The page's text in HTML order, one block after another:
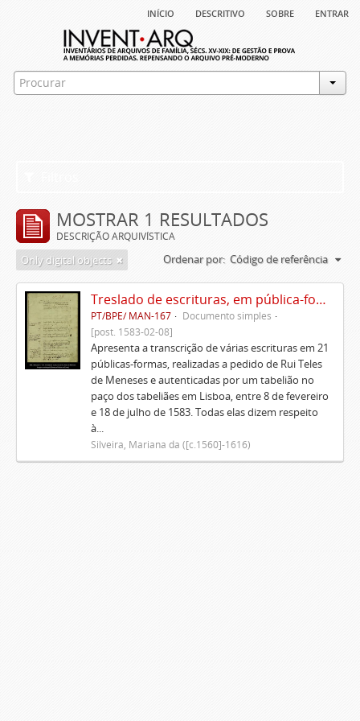
início descritivo sobre entrar
MOSTRAR 1 RESULTADOS
DESCRIÇÃO ARQUIVÍSTICA
Only digital objects Ordenar por: Código de referência
Treslado de escrituras, em pública-forma, de Rui Teles de Meneses
PT/BPE/ MAN-167
Documento simples
[post. 1583-02-08]
Apresenta a transcrição de várias escrituras em 21
públicas-formas, realizadas a pedido de Rui Teles
de Meneses e autenticadas por um tabelião no
paço dos tabeliães em Lisboa, entre 8 de fevereiro
e 18 de julho de 1583. Todas elas dizem respeito
à...
Silveira, Mariana da ([c.1560]-1616)